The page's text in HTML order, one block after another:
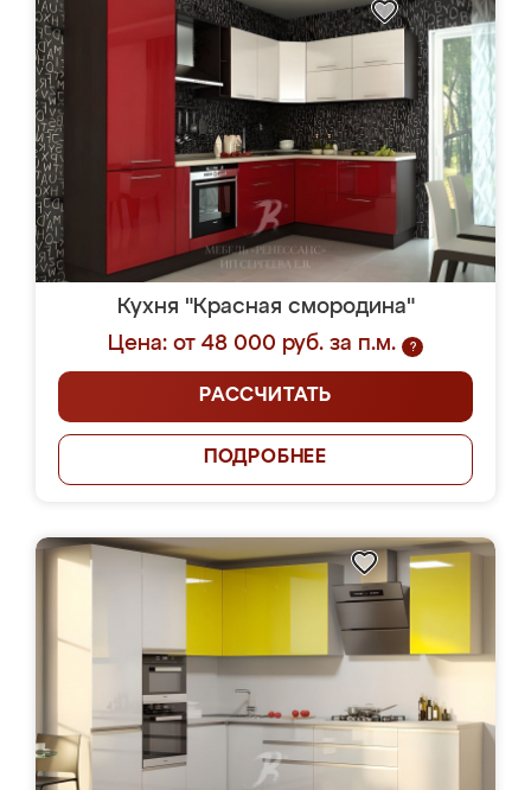
Кухня "Красная смородина"
Цена: от 48 000 руб. за п.м.
?
РАССЧИТАТЬ
ПОДРОБНЕЕ